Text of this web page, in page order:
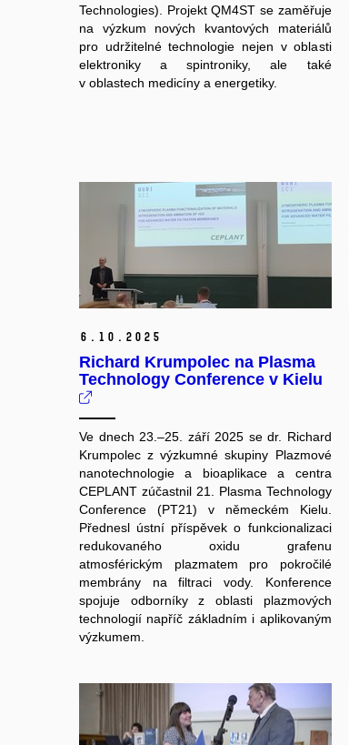
Technologies). Projekt QM4ST se zaměřuje
na výzkum nových kvantových materiálů
pro udržitelné technologie nejen v oblasti
elektroniky a spintroniky, ale také
v oblastech medicíny a energetiky.
6. 10. 2025
Richard Krumpolec na Plasma
Technology Conference v Kielu
Ve dnech 23.–25. září 2025 se dr. Richard
Krumpolec z výzkumné skupiny Plazmové
nanotechnologie a bioaplikace a centra
CEPLANT zúčastnil 21. Plasma Technology
Conference (PT21) v německém Kielu.
Přednesl ústní příspěvek o funkcionalizaci
redukovaného oxidu grafenu
atmosférickým plazmatem pro pokročilé
membrány na filtraci vody. Konference
spojuje odborníky z oblasti plazmových
technologií napříč základním i aplikovaným
výzkumem.